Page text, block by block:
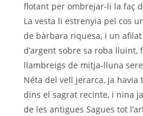
flotant per ombrejar-li la faç
La vesta li estrenyia pel cos
de bàrbara riquesa, i un
d’argent sobre sa roba lluint,
llambreigs de mitja-lluna
Néta del vell jerarca, ja havia
dins el sagrat recinte, i nina
de les antigues Sagues tot